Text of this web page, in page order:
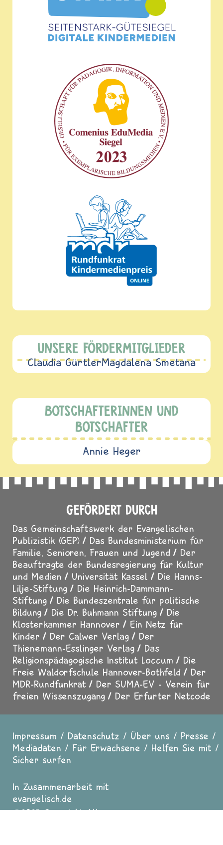
UNSERE FÖRDERMITGLIEDER
Claudia GürtlerMagdalena Smetana
BOTSCHAFTERINNEN UND
BOTSCHAFTER
Annie Heger
GEFÖRDERT DURCH
Das Gemeinschaftswerk der Evangelischen
Publizistik (GEP)
Das Bundesministerium für
Familie, Senioren, Frauen und Jugend
Der
Beauftragte der Bundesregierung für Kultur
und Medien
Universität Kassel
Die Hanns-
Lilje-Stiftung
Die Heinrich-Dammann-
Stiftung
Die Bundeszentrale für politische
Bildung
Die Dr. Buhmann Stiftung
Die
Klosterkammer Hannover
Ein Netz für
Kinder
Der Calwer Verlag
Der
Thienemann-Esslinger Verlag
Das
Religionspädagogische Institut Loccum
Die
Freie Waldorfschule Hannover-Bothfeld
Der
MDR-Rundfunkrat
Der SUMA-EV - Verein für
freien Wissenszugang
Der Erfurter Netcode
Fußzeile
Impressum Datenschutz Über uns
Presse
Mediadaten
Für Erwachsene
Helfen Sie mit
Sicher surfen
In Zusammenarbeit mit
evangelisch.de
2025 Copyright All